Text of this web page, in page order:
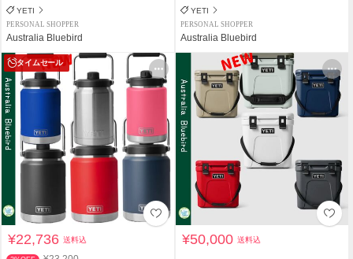
YETI
PERSONAL SHOPPER
Australia Bluebird
YETI
PERSONAL SHOPPER
Australia Bluebird
タイムセール
¥22,736送料込 ¥50,000送料込